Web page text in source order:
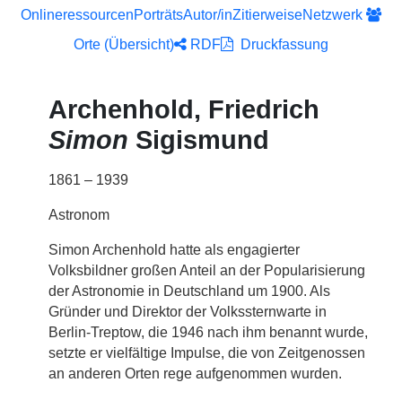
OnlineressourcenPorträtsAutor/inZitierweiseNetzwerk
Orte (Übersicht)
RDF Druckfassung
Archenhold, Friedrich
Simon Sigismund
1861 – 1939
Astronom
Simon Archenhold hatte als engagierter
Volksbildner großen Anteil an der Popularisierung
der Astronomie in Deutschland um 1900. Als
Gründer und Direktor der Volkssternwarte in
Berlin-Treptow, die 1946 nach ihm benannt wurde,
setzte er vielfältige Impulse, die von Zeitgenossen
an anderen Orten rege aufgenommen wurden.